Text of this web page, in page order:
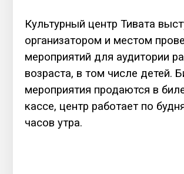
Культурный центр Тивата
организатором и местом
мероприятий для аудитории
возраста, в том числе детей.
мероприятия продаются в
кассе, центр работает по
часов утра.